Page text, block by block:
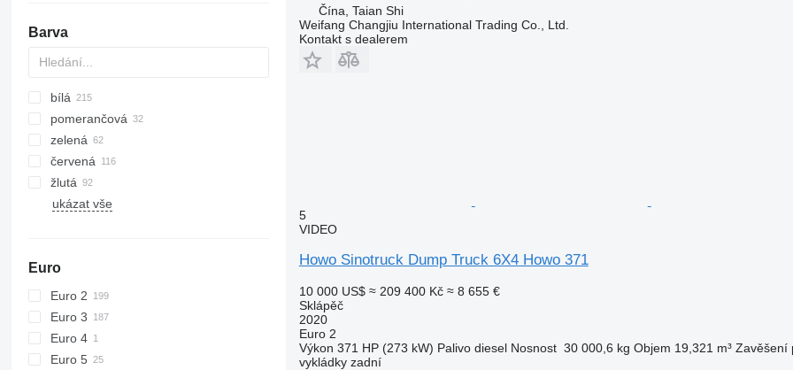
Barva
bílá
pomerančová
zelená
červená
žlutá
ukázat vše
Euro
Euro 2
Euro 3
Euro 4
Euro 5
Čína, Taian Shi
Weifang Changjiu International Trading Co., Ltd.
Kontakt s dealerem
5
VIDEO
Howo Sinotruck Dump Truck 6X4 Howo 371
10 000 US$ ≈ 209 400 Kč ≈ 8 655 €
Sklápěč
2020
Euro 2
Výkon 371 HP (273 kW) Palivo diesel Nosnost 30 000,6 kg Objem 19,321 m³ Zavěšení
vykládky zadní